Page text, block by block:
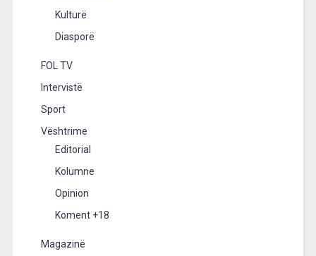
Kulturë
Diasporë
FOL TV
Intervistë
Sport
Vështrime
Editorial
Kolumne
Opinion
Koment +18
Magazinë